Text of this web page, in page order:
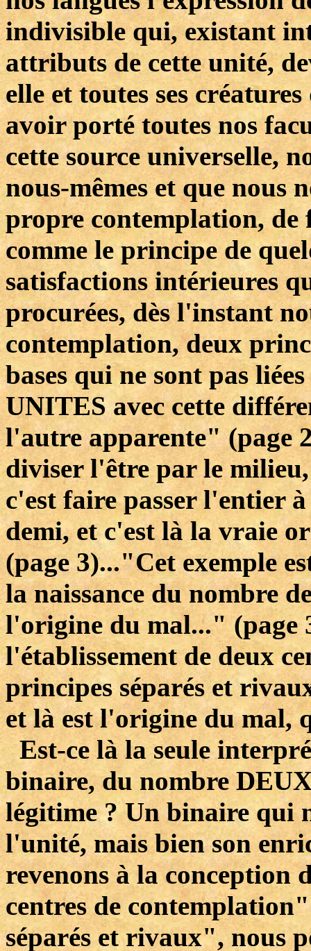
indivisible qui, existant
attributs de cette unité,
elle et toutes ses
avoir porté toutes nos
cette source universelle,
nous-mêmes et que nous
propre contemplation, de
comme le principe de
satisfactions intérieures
procurées, dès l'instant
contemplation, deux
bases qui ne sont pas
UNITES avec cette
l'autre apparente" (page
diviser l'être par le
c'est faire passer l'entier
demi, et c'est là la vraie
(page 3)..."Cet exemple
la naissance du nombre
l'origine du mal..."
l'établissement de deux
principes séparés et
et là est l'origine du mal,
Est-ce là la seule
binaire, du nombre
légitime ? Un binaire qui
l'unité, mais bien son
revenons à la
centres de
séparés et rivaux", nous